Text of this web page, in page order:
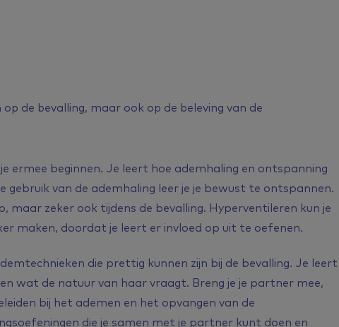
de bevalling, maar ook op de beleving van de
ermee beginnen. Je leert hoe ademhaling en ontspanning
gebruik van de ademhaling leer je je bewust te ontspannen.
maar zeker ook tijdens de bevalling. Hyperventileren kun je
maken, doordat je leert er invloed op uit te oefenen.
die prettig kunnen zijn bij de bevalling. Je leert
wat de natuur van haar vraagt. Breng je je partner mee,
bij het ademen en het opvangen van de
die je samen met je partner kunt doen en